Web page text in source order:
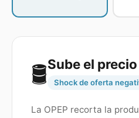
🛢️Sube el
Shock de oferta
La OPEP recorta la